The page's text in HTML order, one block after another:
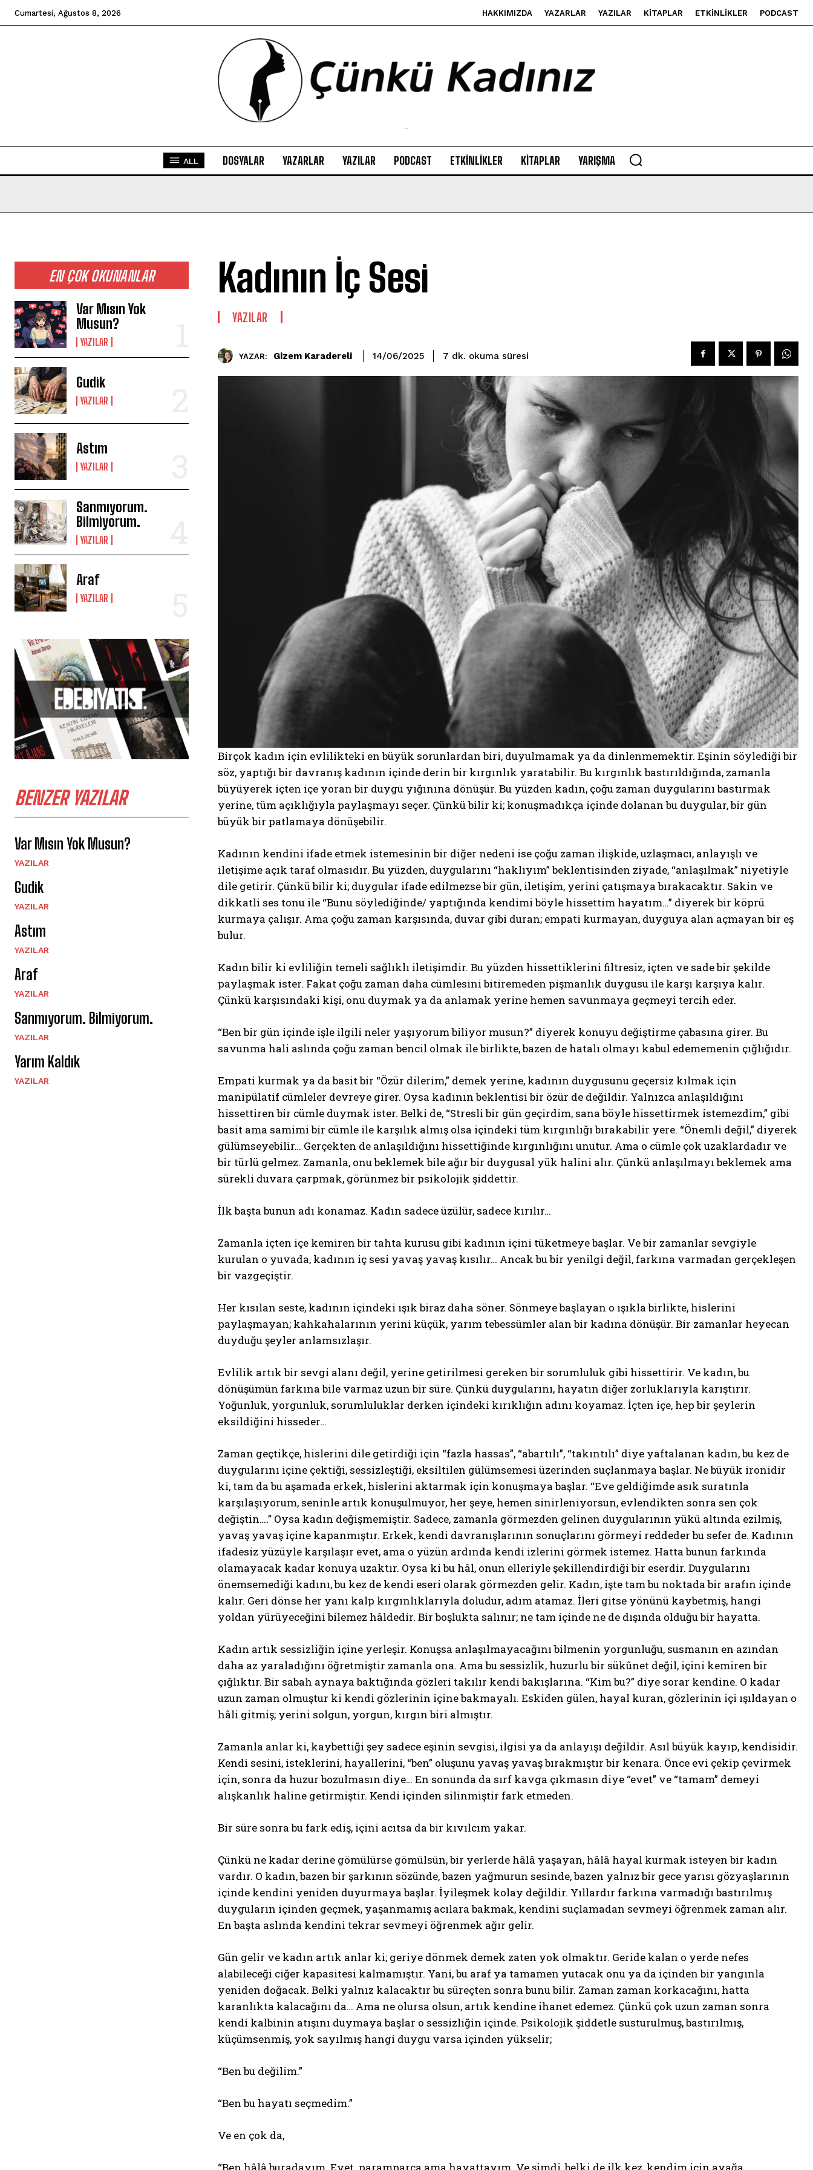
Cumartesi, Ağustos 8, 2026 HAKKIMIZDA YAZARLAR YAZILAR KITAPLAR ETKINLIKLER PODCAST
-
ALL DOSYALAR YAZARLAR YAZILAR PODCAST ETKINLIKLER KITAPLAR YARIŞMA
EN ÇOK OKUNANLAR
Var Mısın Yok
Musun?
YAZILAR
Gudik
YAZILAR
Astım
YAZILAR
Sanmıyorum.
Bilmiyorum.
YAZILAR
Araf
YAZILAR
BENZER YAZILAR
Var Mısın Yok Musun?
YAZILAR
Gudik
YAZILAR
Astım
YAZILAR
Araf
YAZILAR
Sanmıyorum. Bilmiyorum.
YAZILAR
Yarım Kaldık
YAZILAR
Kadının İç Sesi
YAZILAR
YAZAR: Gizem Karadereli 14/06/2025 7 dk. okuma süresi
Birçok kadın için evlilikteki en büyük sorunlardan biri, duyulmamak ya da dinlenmemektir. Eşinin söylediği bir
söz, yaptığı bir davranış kadının içinde derin bir kırgınlık yaratabilir. Bu kırgınlık bastırıldığında, zamanla
büyüyerek içten içe yoran bir duygu yığınına dönüşür. Bu yüzden kadın, çoğu zaman duygularını bastırmak
yerine, tüm açıklığıyla paylaşmayı seçer. Çünkü bilir ki; konuşmadıkça içinde dolanan bu duygular, bir gün
büyük bir patlamaya dönüşebilir.
Kadının kendini ifade etmek istemesinin bir diğer nedeni ise çoğu zaman ilişkide, uzlaşmacı, anlayışlı ve
iletişime açık taraf olmasıdır. Bu yüzden, duygularını “haklıyım” beklentisinden ziyade, “anlaşılmak” niyetiyle
dile getirir. Çünkü bilir ki; duygular ifade edilmezse bir gün, iletişim, yerini çatışmaya bırakacaktır. Sakin ve
dikkatli ses tonu ile “Bunu söylediğinde/ yaptığında kendimi böyle hissettim hayatım…” diyerek bir köprü
kurmaya çalışır. Ama çoğu zaman karşısında, duvar gibi duran; empati kurmayan, duyguya alan açmayan bir eş
bulur.
Kadın bilir ki evliliğin temeli sağlıklı iletişimdir. Bu yüzden hissettiklerini filtresiz, içten ve sade bir şekilde
paylaşmak ister. Fakat çoğu zaman daha cümlesini bitiremeden pişmanlık duygusu ile karşı karşıya kalır.
Çünkü karşısındaki kişi, onu duymak ya da anlamak yerine hemen savunmaya geçmeyi tercih eder.
“Ben bir gün içinde işle ilgili neler yaşıyorum biliyor musun?” diyerek konuyu değiştirme çabasına girer. Bu
savunma hali aslında çoğu zaman bencil olmak ile birlikte, bazen de hatalı olmayı kabul edememenin çığlığıdır.
Empati kurmak ya da basit bir “Özür dilerim,” demek yerine, kadının duygusunu geçersiz kılmak için
manipülatif cümleler devreye girer. Oysa kadının beklentisi bir özür de değildir. Yalnızca anlaşıldığını
hissettiren bir cümle duymak ister. Belki de, “Stresli bir gün geçirdim, sana böyle hissettirmek istemezdim,” gibi
basit ama samimi bir cümle ile karşılık almış olsa içindeki tüm kırgınlığı bırakabilir yere. “Önemli değil,” diyerek
gülümseyebilir… Gerçekten de anlaşıldığını hissettiğinde kırgınlığını unutur. Ama o cümle çok uzaklardadır ve
bir türlü gelmez. Zamanla, onu beklemek bile ağır bir duygusal yük halini alır. Çünkü anlaşılmayı beklemek ama
sürekli duvara çarpmak, görünmez bir psikolojik şiddettir.
İlk başta bunun adı konamaz. Kadın sadece üzülür, sadece kırılır…
Zamanla içten içe kemiren bir tahta kurusu gibi kadının içini tüketmeye başlar. Ve bir zamanlar sevgiyle
kurulan o yuvada, kadının iç sesi yavaş yavaş kısılır… Ancak bu bir yenilgi değil, farkına varmadan gerçekleşen
bir vazgeçiştir.
Her kısılan seste, kadının içindeki ışık biraz daha söner. Sönmeye başlayan o ışıkla birlikte, hislerini
paylaşmayan; kahkahalarının yerini küçük, yarım tebessümler alan bir kadına dönüşür. Bir zamanlar heyecan
duyduğu şeyler anlamsızlaşır.
Evlilik artık bir sevgi alanı değil, yerine getirilmesi gereken bir sorumluluk gibi hissettirir. Ve kadın, bu
dönüşümün farkına bile varmaz uzun bir süre. Çünkü duygularını, hayatın diğer zorluklarıyla karıştırır.
Yoğunluk, yorgunluk, sorumluluklar derken içindeki kırıklığın adını koyamaz. İçten içe, hep bir şeylerin
eksildiğini hisseder…
Zaman geçtikçe, hislerini dile getirdiği için “fazla hassas”, “abartılı”, “takıntılı” diye yaftalanan kadın, bu kez de
duygularını içine çektiği, sessizleştiği, eksiltilen gülümsemesi üzerinden suçlanmaya başlar. Ne büyük ironidir
ki, tam da bu aşamada erkek, hislerini aktarmak için konuşmaya başlar. “Eve geldiğimde asık suratınla
karşılaşıyorum, seninle artık konuşulmuyor, her şeye, hemen sinirleniyorsun, evlendikten sonra sen çok
değiştin….” Oysa kadın değişmemiştir. Sadece, zamanla görmezden gelinen duygularının yükü altında ezilmiş,
yavaş yavaş içine kapanmıştır. Erkek, kendi davranışlarının sonuçlarını görmeyi reddeder bu sefer de. Kadının
ifadesiz yüzüyle karşılaşır evet, ama o yüzün ardında kendi izlerini görmek istemez. Hatta bunun farkında
olamayacak kadar konuya uzaktır. Oysa ki bu hâl, onun elleriyle şekillendirdiği bir eserdir. Duygularını
önemsemediği kadını, bu kez de kendi eseri olarak görmezden gelir. Kadın, işte tam bu noktada bir arafın içinde
kalır. Geri dönse her yanı kalp kırgınlıklarıyla doludur, adım atamaz. İleri gitse yönünü kaybetmiş, hangi
yoldan yürüyeceğini bilemez hâldedir. Bir boşlukta salınır; ne tam içinde ne de dışında olduğu bir hayatta.
Kadın artık sessizliğin içine yerleşir. Konuşsa anlaşılmayacağını bilmenin yorgunluğu, susmanın en azından
daha az yaraladığını öğretmiştir zamanla ona. Ama bu sessizlik, huzurlu bir sükûnet değil, içini kemiren bir
çığlıktır. Bir sabah aynaya baktığında gözleri takılır kendi bakışlarına. “Kim bu?” diye sorar kendine. O kadar
uzun zaman olmuştur ki kendi gözlerinin içine bakmayalı. Eskiden gülen, hayal kuran, gözlerinin içi ışıldayan o
hâli gitmiş; yerini solgun, yorgun, kırgın biri almıştır.
Zamanla anlar ki, kaybettiği şey sadece eşinin sevgisi, ilgisi ya da anlayışı değildir. Asıl büyük kayıp, kendisidir.
Kendi sesini, isteklerini, hayallerini, “ben” oluşunu yavaş yavaş bırakmıştır bir kenara. Önce evi çekip çevirmek
için, sonra da huzur bozulmasın diye… En sonunda da sırf kavga çıkmasın diye “evet” ve “tamam” demeyi
alışkanlık haline getirmiştir. Kendi içinden silinmiştir fark etmeden.
Bir süre sonra bu fark ediş, içini acıtsa da bir kıvılcım yakar.
Çünkü ne kadar derine gömülürse gömülsün, bir yerlerde hâlâ yaşayan, hâlâ hayal kurmak isteyen bir kadın
vardır. O kadın, bazen bir şarkının sözünde, bazen yağmurun sesinde, bazen yalnız bir gece yarısı gözyaşlarının
içinde kendini yeniden duyurmaya başlar. İyileşmek kolay değildir. Yıllardır farkına varmadığı bastırılmış
duyguların içinden geçmek, yaşanmamış acılara bakmak, kendini suçlamadan sevmeyi öğrenmek zaman alır.
En başta aslında kendini tekrar sevmeyi öğrenmek ağır gelir.
Gün gelir ve kadın artık anlar ki; geriye dönmek demek zaten yok olmaktır. Geride kalan o yerde nefes
alabileceği ciğer kapasitesi kalmamıştır. Yani, bu araf ya tamamen yutacak onu ya da içinden bir yangınla
yeniden doğacak. Belki yalnız kalacaktır bu süreçten sonra bunu bilir. Zaman zaman korkacağını, hatta
karanlıkta kalacağını da… Ama ne olursa olsun, artık kendine ihanet edemez. Çünkü çok uzun zaman sonra
kendi kalbinin atışını duymaya başlar o sessizliğin içinde. Psikolojik şiddetle susturulmuş, bastırılmış,
küçümsenmiş, yok sayılmış hangi duygu varsa içinden yükselir;
“Ben bu değilim.”
“Ben bu hayatı seçmedim.”
Ve en çok da,